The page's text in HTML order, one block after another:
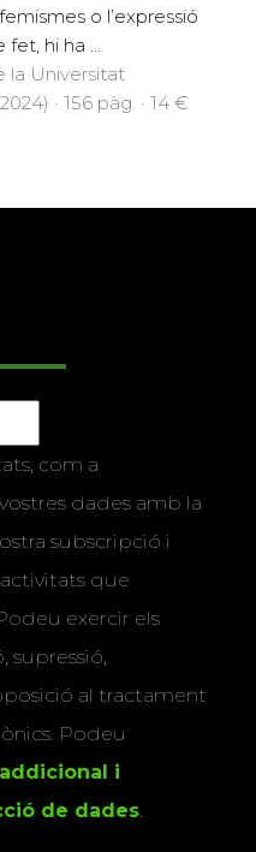
o l’expressió
hi ha ...
la Universitat
· 156 pàg. · 14 €
com a
dades amb la
subscripció i
que
exercir els
supressió,
al tractament
Podeu
i
de dades